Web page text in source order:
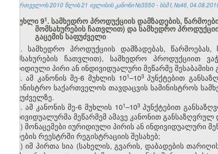
საქართველოს 2010 წლის 21 ივლისის კანონი №3550 - სსმ I, №46,
მუხლი 9​1. სამხედრო პროდუქციის დამზადების,
მომსახურების ჩათვლით) და სამხედრო
გაცემის საფუძველი
1. სამხედრო პროდუქციის დამზადებას,
მომსახურების ჩათვლით), სამხედრო პროდუქციით
იურიდიული პირი ან ინდივიდუალური მეწარმე
2. ამ კანონის მე-6 მუხლის 10​1–10​3 პუნქტებით
სამინისტრო საქართველოს თავდაცვის სამინისტროს
საფუძველზე.
3. ამ კანონის მე-6 მუხლის 10​1–10​3 პუნქტებით
ინდივიდუალურმა მეწარმემ ამავე კანონით
ა) მონაცემები იურიდიული პირის ან ინდივიდუალური
პირების რეესტრში რეგისტრაციის შესახებ;
ბ) იმ პირთა სია (სახელის, გვარის, დაბადების